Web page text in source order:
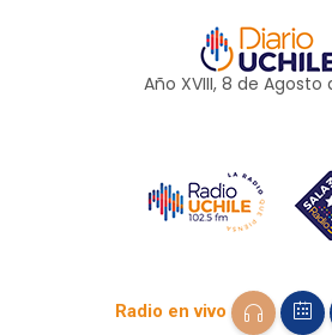
Año XVIII, 8 de Agosto
Radio en vivo